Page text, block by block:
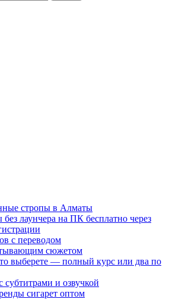
стропы в Алматы
без лаунчера на ПК бесплатно через
с переводом
сюжетом
выберете — полный курс или два по
и озвучкой
сигарет оптом